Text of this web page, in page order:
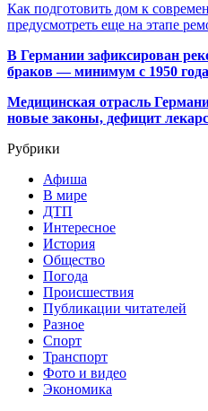
Как подготовить дом к
предусмотреть еще на этапе
В Германии зафиксирован
браков — минимум с 1950 года
Медицинская отрасль
новые законы, дефицит
Рубрики
Афиша
В мире
ДТП
Интересное
История
Общество
Погода
Происшествия
Публикации читателей
Разное
Спорт
Транспорт
Фото и видео
Экономика